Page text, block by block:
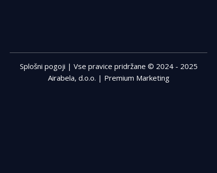
Splošni pogoji | Vse pravice pridržane © 2024 - 2025
Airabela, d.o.o. | Premium Marketing